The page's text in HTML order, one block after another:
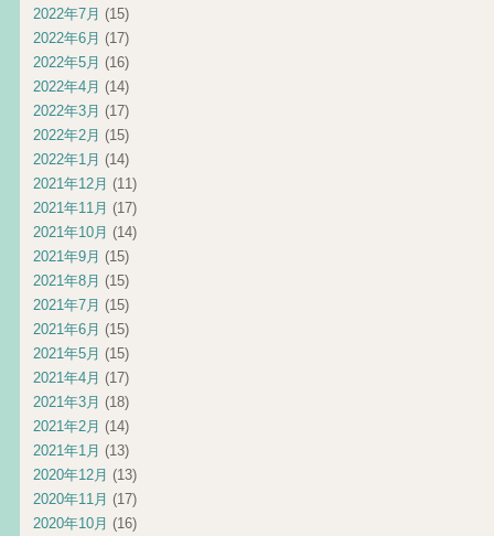
2022年7月 (15)
2022年6月 (17)
2022年5月 (16)
2022年4月 (14)
2022年3月 (17)
2022年2月 (15)
2022年1月 (14)
2021年12月 (11)
2021年11月 (17)
2021年10月 (14)
2021年9月 (15)
2021年8月 (15)
2021年7月 (15)
2021年6月 (15)
2021年5月 (15)
2021年4月 (17)
2021年3月 (18)
2021年2月 (14)
2021年1月 (13)
2020年12月 (13)
2020年11月 (17)
2020年10月 (16)